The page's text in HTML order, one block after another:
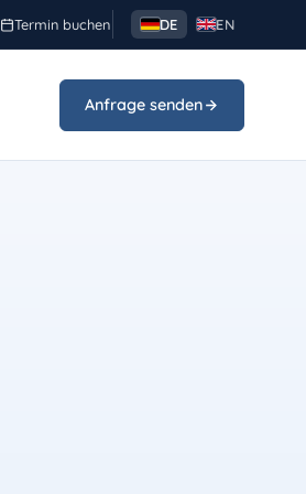
Termin buchen DE EN
Anfrage senden